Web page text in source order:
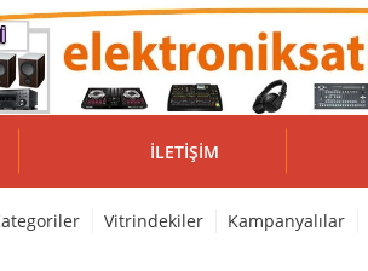
İLETIŞIM
Vitrindekiler Kampanyalılar